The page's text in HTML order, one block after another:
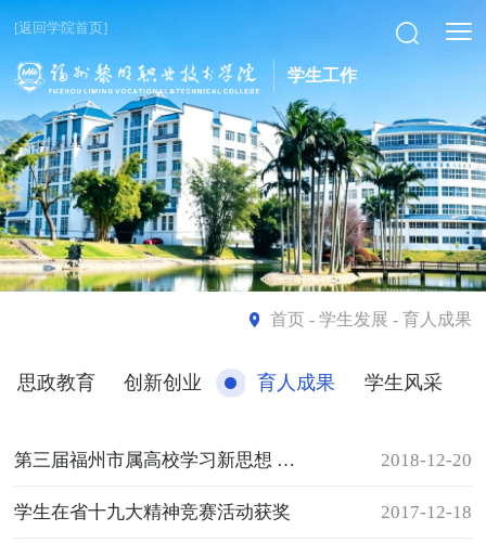
[返回学院首页]
学生工作
首页- 学生发展 - 育人成果
思政教育 创新创业 育人成果 学生风采
第三届福州市属高校学习新思想 奋进新时代主题文艺汇演圆满落幕 2018-12-20
学生在省十九大精神竞赛活动获奖 2017-12-18